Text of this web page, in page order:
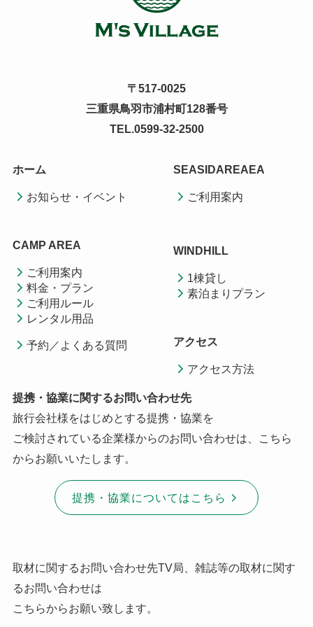
〒517-0025
三重県鳥羽市浦村町128番号
TEL.0599-32-2500
ホーム
お知らせ・イベント
CAMP AREA
ご利用案内
料金・プラン
ご利用ルール
レンタル用品
予約／よくある質問
SEASIDAREAEA
ご利用案内
WINDHILL
1棟貸し
素泊まりプラン
アクセス
アクセス方法
提携・協業に関するお問い合わせ先
旅行会社様をはじめとする提携・協業を
ご検討されている企業様からのお問い合わせは、こちら
からお願いいたします。
提携・協業についてはこちら
取材に関するお問い合わせ先TV局、雑誌等の取材に関す
るお問い合わせは
こちらからお願い致します。